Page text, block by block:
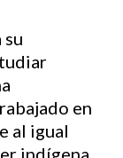
su
en
al igual
indígena,